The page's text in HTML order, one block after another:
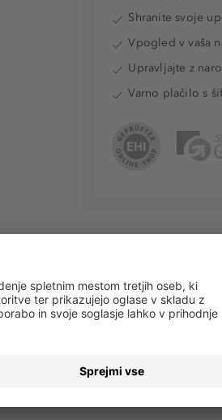
Shranite svoje
Vpogled v vaša
Upravljajte z
Varno plačilo s